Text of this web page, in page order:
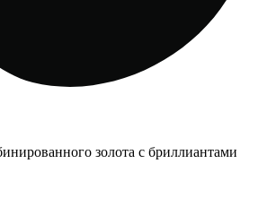
золота с бриллиантами